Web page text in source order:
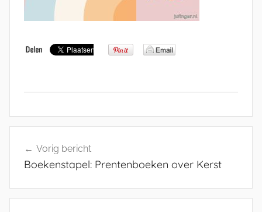
navigatie
Vorig bericht
Boekenstapel: Prentenboeken over Kerst